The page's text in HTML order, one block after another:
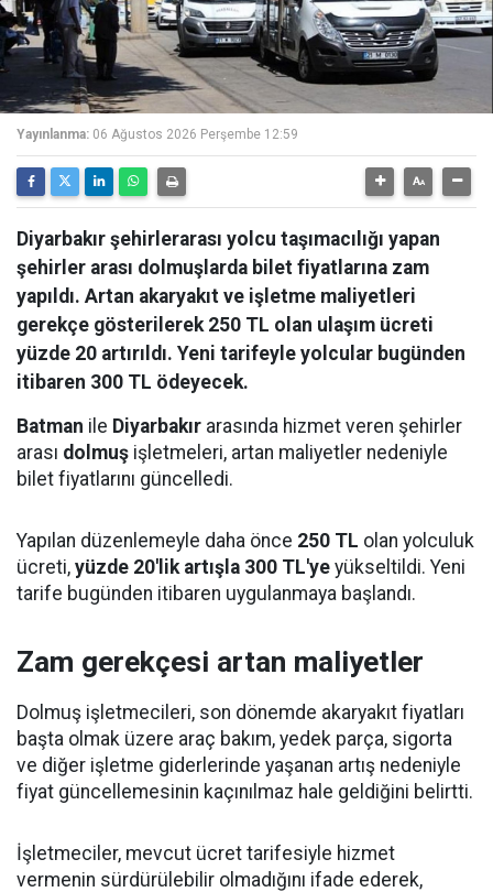
Yayınlanma: 06 Ağustos 2026 Perşembe 12:59
Diyarbakır şehirlerarası yolcu taşımacılığı yapan
şehirler arası dolmuşlarda bilet fiyatlarına zam
yapıldı. Artan akaryakıt ve işletme maliyetleri
gerekçe gösterilerek 250 TL olan ulaşım ücreti
yüzde 20 artırıldı. Yeni tarifeyle yolcular bugünden
itibaren 300 TL ödeyecek.
Batman ile Diyarbakır arasında hizmet veren şehirler
arası dolmuş işletmeleri, artan maliyetler nedeniyle
bilet fiyatlarını güncelledi.
Yapılan düzenlemeyle daha önce 250 TL olan yolculuk
ücreti, yüzde 20'lik artışla 300 TL'ye yükseltildi. Yeni
tarife bugünden itibaren uygulanmaya başlandı.
Zam gerekçesi artan maliyetler
Dolmuş işletmecileri, son dönemde akaryakıt fiyatları
başta olmak üzere araç bakım, yedek parça, sigorta
ve diğer işletme giderlerinde yaşanan artış nedeniyle
fiyat güncellemesinin kaçınılmaz hale geldiğini belirtti.
İşletmeciler, mevcut ücret tarifesiyle hizmet
vermenin sürdürülebilir olmadığını ifade ederek,